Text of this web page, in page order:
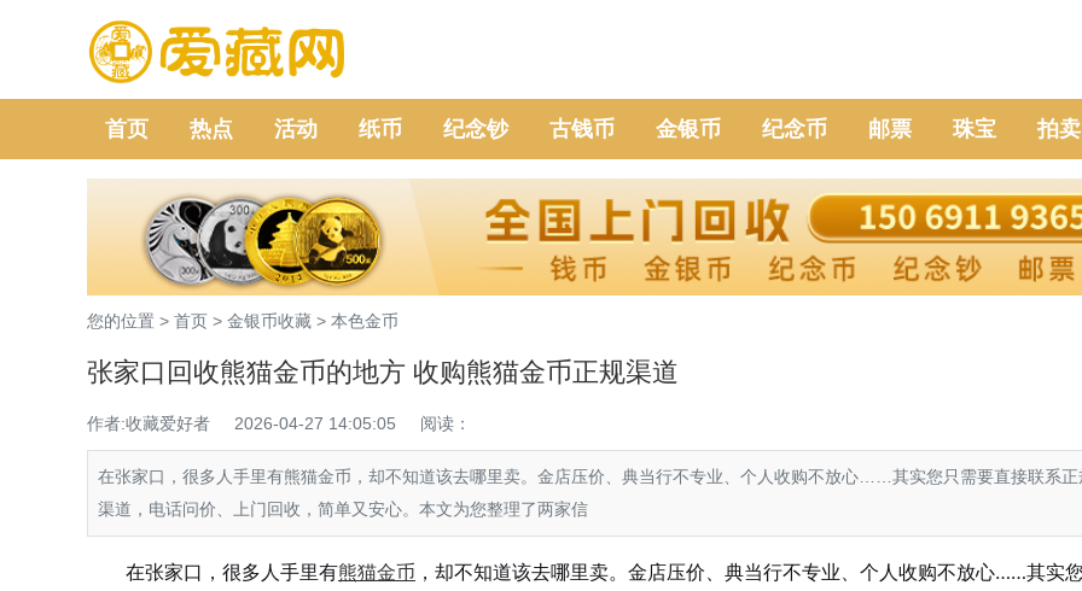
首页 热点 活动 纸币 纪念钞 古钱币 金银币 纪念币 邮票 珠宝 拍卖
您的位置 > 首页 > 金银币收藏 > 本色金币
张家口回收熊猫金币的地方 收购熊猫金币正规渠道
作者:收藏爱好者 2026-04-27 14:05:05 阅读：
在张家口，很多人手里有熊猫金币，却不知道该去哪里卖。金店压价、典当行不专业、个人收购不放心……其实您只需要直接联系正
渠道，电话问价、上门回收，简单又安心。本文为您整理了两家信
在张家口，很多人手里有熊猫金币 ，却不知道该去哪里卖。金店压价、典当行不专业、个人收购不放心……其实